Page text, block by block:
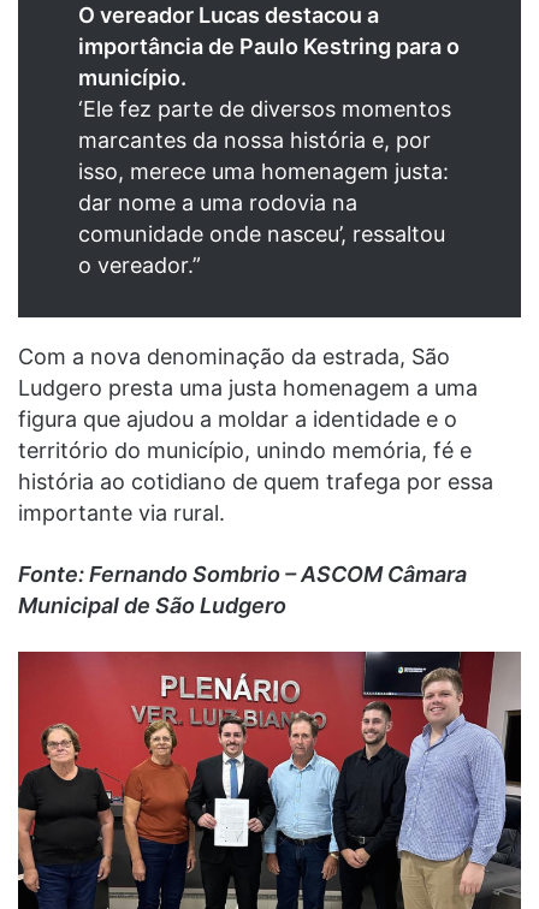
O vereador Lucas destacou a
importância de Paulo Kestring para o
município.
‘Ele fez parte de diversos momentos
marcantes da nossa história e, por
isso, merece uma homenagem justa:
dar nome a uma rodovia na
comunidade onde nasceu’, ressaltou
o vereador.”
Com a nova denominação da estrada, São
Ludgero presta uma justa homenagem a uma
figura que ajudou a moldar a identidade e o
território do município, unindo memória, fé e
história ao cotidiano de quem trafega por essa
importante via rural.
Fonte: Fernando Sombrio – ASCOM Câmara
Municipal de São Ludgero